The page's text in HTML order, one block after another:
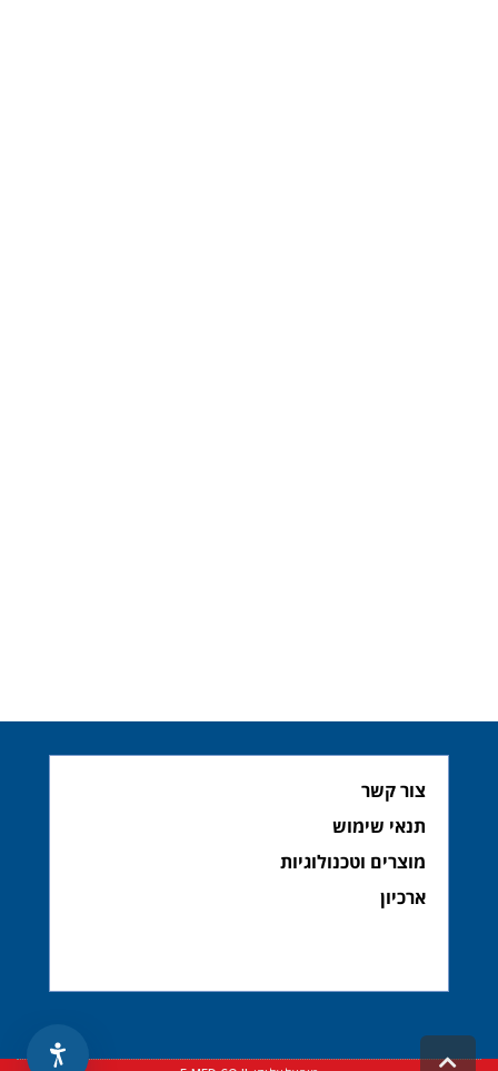
צור קשר
תנאי שימוש
מוצרים וטכנולוגיות
ארכיון
גלילה